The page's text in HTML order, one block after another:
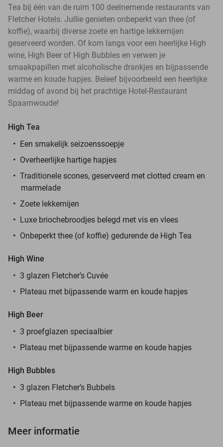
Tea bij één van de ruim 100 deelnemende restaurants van
Fletcher Hotels. Jullie genieten onbeperkt van thee (of
koffie), waarbij diverse zoete en hartige lekkernijen
geserveerd worden. Of kom langs voor een heerlijke High
wine, High Beer of High Bubbles en verwen je
smaakpapillen met alcoholische drankjes en bijpassende
warme en koude hapjes. Beleef bijvoorbeeld een heerlijke
middag of avond bij het prachtige Hotel-Restaurant
Spaarnwoude!
High Tea
Een smakelijk seizoenssoepje
Overheerlijke hartige hapjes
Traditionele scones, geserveerd met clotted cream en
marmelade
Zoete lekkernijen
Luxe briochebroodjes belegd met vis en vlees
Onbeperkt thee (of koffie) gedurende de High Tea
High Wine
3 glazen Fletcher’s Cuvée
Plateau met bijpassende warm en koude hapjes
High Beer
3 proefglazen speciaalbier
Plateau met bijpassende warme en koude hapjes
High Bubbles
3 glazen Fletcher’s Bubbels
Plateau met bijpassende warme en koude hapjes
Meer informatie